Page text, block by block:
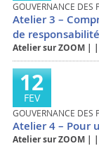
GOUVERNANCE DES
Atelier 3 –
de responsabilité
Atelier sur ZOOM| |
12
FEV
GOUVERNANCE DES
Atelier 4 – Pour
Atelier sur ZOOM| |